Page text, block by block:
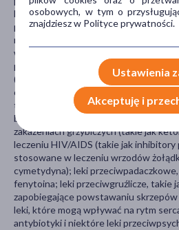
lub tryptany (stosowane w leczeniu
przeciwbólowy), linezolid (antybiotyk),
niektórych chorób psychicznych),
w leczeniu wysokiego poziomu
preparatów dziurawca zwyczajnego
(roślinny lek na depresję); leki
olanzapina; leki na alergie, takie jak
takie jak morfina; leki na infekcje; leki
bakteryjnych (takie jak erytromycyna),
zakażeniach grzybiczych (takie jak
leczeniu HIV/AIDS (takie jak inhibitory
stosowane w leczeniu wrzodów
cymetydyna); leki
fenytoina; leki przeciwgruźlicze, takie
zapobiegające powstawaniu
leki, które mogą wpływać na rytm
antybiotyki i niektóre leki
osobowych, w tym o
znajdziesz w Polityce prywatności.
Ustawienia
Akceptuję i